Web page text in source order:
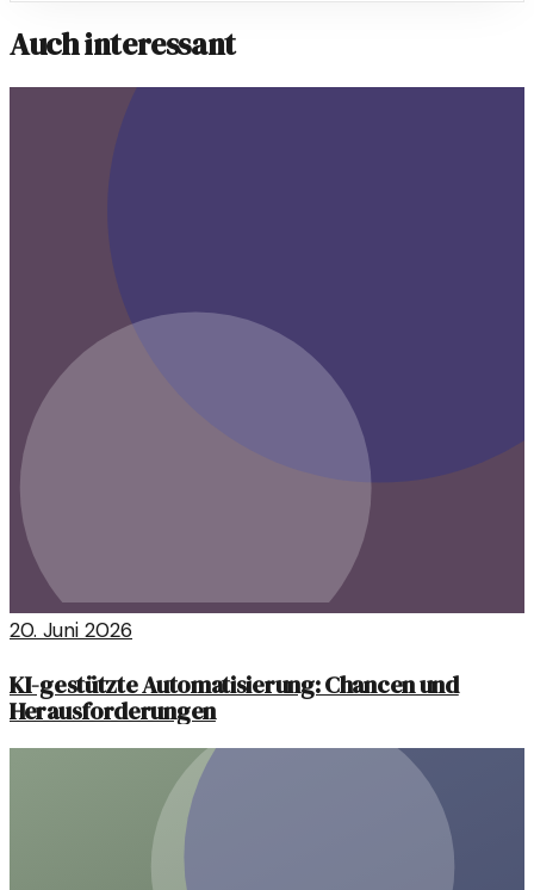
Auch interessant
20. Juni 2026
KI-gestützte Automatisierung: Chancen und
Herausforderungen